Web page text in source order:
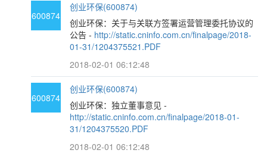
600874
创业环保(600874)
创业环保：关于与关联方签署运营管理委托协议的
公告 - http://static.cninfo.com.cn/finalpage/2018-
01-31/1204375521.PDF
2018-02-01 06:12:48
600874
创业环保(600874)
创业环保：独立董事意见 -
http://static.cninfo.com.cn/finalpage/2018-01-
31/1204375520.PDF
2018-02-01 06:12:48